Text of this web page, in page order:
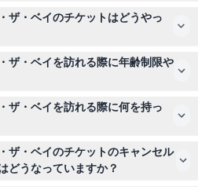
前10時から午後5時まで営業してお
30分です。クリスマスは休館で
ありますので、予約時にご確認くだ
ザ・ベイのチケットはどうやっ
簡単にチケットを予約できます。希
し、空席を確認して購入を完了して
ザ・ベイを訪れる際に年齢制限や
、16歳未満のお子様は有料の大人
向けのアトラクションで、すべての
。
ザ・ベイを訪れる際に何を持っ
を撮影するためのカメラを持参して
たい場合は、現地の自然観察員に質
おくと良いでしょう！
ザ・ベイのチケットのキャンセル
どうなっていますか？